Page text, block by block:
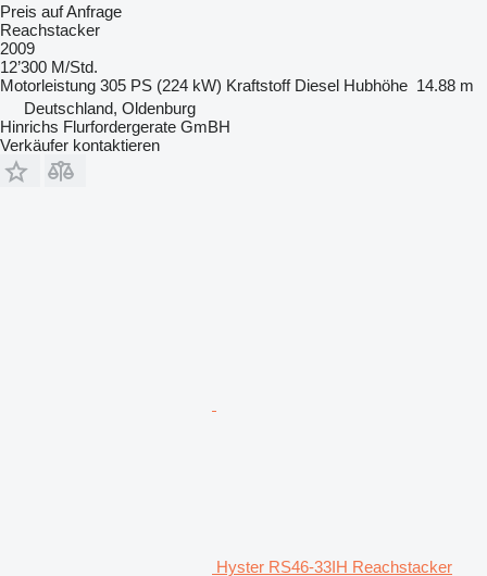
Preis auf Anfrage
Reachstacker
2009
12’300 M/Std.
Motorleistung 305 PS (224 kW) Kraftstoff Diesel Hubhöhe 14.88 m
Deutschland, Oldenburg
Hinrichs Flurfordergerate GmBH
Verkäufer kontaktieren
Hyster RS46-33IH Reachstacker